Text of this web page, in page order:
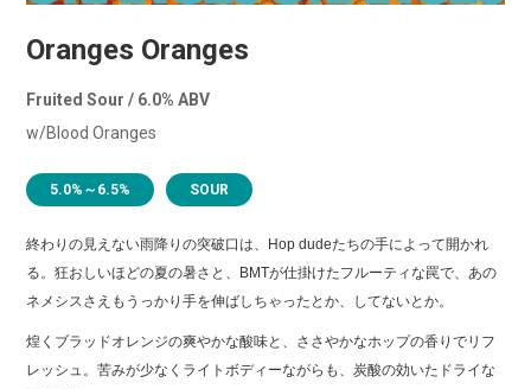
Oranges Oranges
Fruited Sour / 6.0% ABV
w/Blood Oranges
5.0%～6.5% SOUR
終わりの見えない雨降りの突破口は、Hop dudeたちの手によって開かれ
る。狂おしいほどの夏の暑さと、BMTが仕掛けたフルーティな罠で、あの
ネメシスさえもうっかり手を伸ばしちゃったとか、してないとか。
煌くブラッドオレンジの爽やかな酸味と、ささやかなホップの香りでリフ
レッシュ。苦みが少なくライトボディーながらも、炭酸の効いたドライな